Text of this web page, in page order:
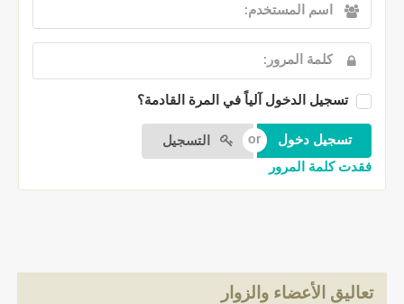
تسجيل الدخول آلياً في المرة القادمة؟
التسجيل
فقدت كلمة المرور
تعاليق الأعضاء والزوار